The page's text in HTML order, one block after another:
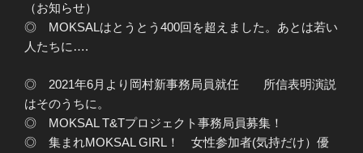
（お知らせ）
◎ MOKSALはとうとう400回を超えました。あとは若い
人たちに….
◎ 2021年6月より岡村新事務局員就任 所信表明演説
はそのうちに。
◎ MOKSAL T&Tプロジェクト事務局員募集！
◎ 集まれMOKSAL GIRL！ 女性参加者(気持だけ）優